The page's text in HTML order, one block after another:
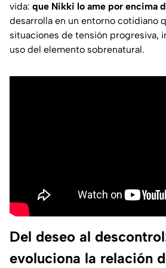
vida: que Nikki lo ame por encima
desarrolla en un entorno cotidiano
situaciones de tensión progresiva,
uso del elemento sobrenatural.
Del deseo al
evoluciona la relación